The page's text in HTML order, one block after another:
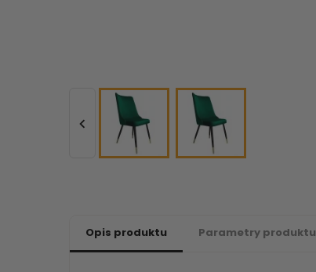

Opis produktu Parametry produktu